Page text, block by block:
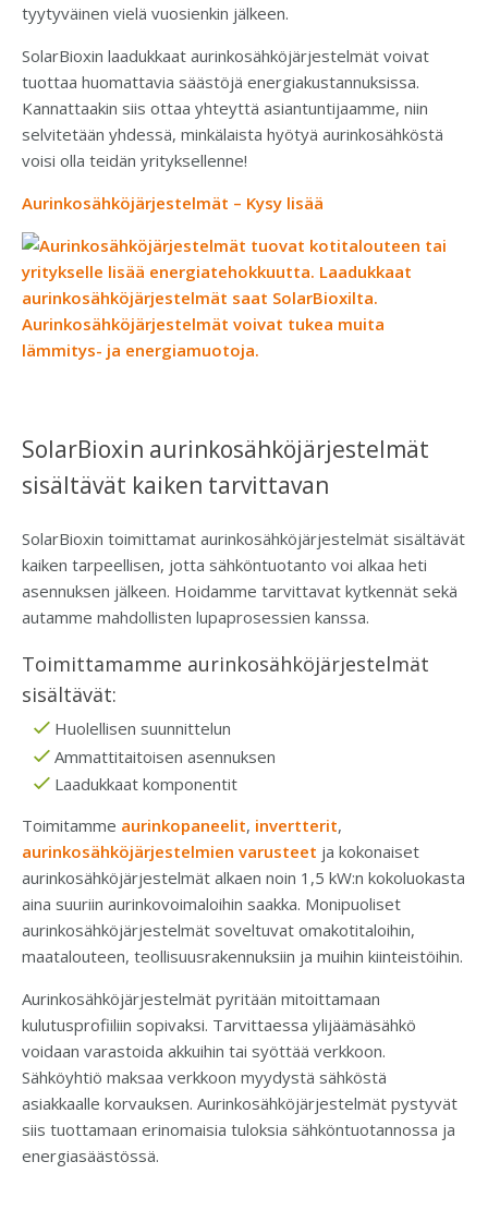
tyytyväinen vielä vuosienkin jälkeen.
SolarBioxin laadukkaat aurinkosähköjärjestelmät voivat
tuottaa huomattavia säästöjä energiakustannuksissa.
Kannattaakin siis ottaa yhteyttä asiantuntijaamme, niin
selvitetään yhdessä, minkälaista hyötyä aurinkosähköstä
voisi olla teidän yrityksellenne!
Aurinkosähköjärjestelmät – Kysy lisää
SolarBioxin aurinkosähköjärjestelmät
sisältävät kaiken tarvittavan
SolarBioxin toimittamat aurinkosähköjärjestelmät sisältävät
kaiken tarpeellisen, jotta sähköntuotanto voi alkaa heti
asennuksen jälkeen. Hoidamme tarvittavat kytkennät sekä
autamme mahdollisten lupaprosessien kanssa.
Toimittamamme aurinkosähköjärjestelmät
sisältävät:
Huolellisen suunnittelun
Ammattitaitoisen asennuksen
Laadukkaat komponentit
Toimitamme aurinkopaneelit, invertterit,
aurinkosähköjärjestelmien varusteet ja kokonaiset
aurinkosähköjärjestelmät alkaen noin 1,5 kW:n kokoluokasta
aina suuriin aurinkovoimaloihin saakka. Monipuoliset
aurinkosähköjärjestelmät soveltuvat omakotitaloihin,
maatalouteen, teollisuusrakennuksiin ja muihin kiinteistöihin.
Aurinkosähköjärjestelmät pyritään mitoittamaan
kulutusprofiiliin sopivaksi. Tarvittaessa ylijäämäsähkö
voidaan varastoida akkuihin tai syöttää verkkoon.
Sähköyhtiö maksaa verkkoon myydystä sähköstä
asiakkaalle korvauksen. Aurinkosähköjärjestelmät pystyvät
siis tuottamaan erinomaisia tuloksia sähköntuotannossa ja
energiasäästössä.